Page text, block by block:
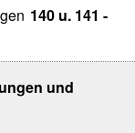
140 u. 141 -
und